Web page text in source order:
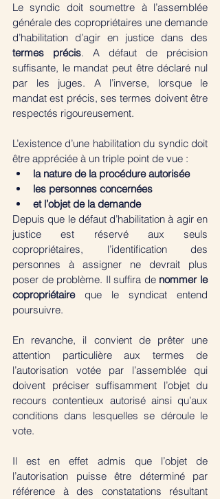
Le syndic doit soumettre à l’assemblée
générale des copropriétaires une demande
termes précis. A défaut de précision
suffisante, le mandat peut être déclaré nul
par les juges. A l’inverse, lorsque le
mandat est précis, ses termes doivent être
respectés rigoureusement.
L’existence d’une habilitation du syndic doit
être appréciée à un triple point de vue :
la nature de la procédure autorisée
les personnes concernées
et l’objet de la demande
Depuis que le défaut d’habilitation à agir en
justice est réservé aux seuls
copropriétaires, l’identification des
personnes à assigner ne devrait plus
poser de problème. Il suffira de nommer le
copropriétaire que le syndicat entend
poursuivre.
En revanche, il convient de prêter une
attention particulière aux termes de
l’autorisation votée par l’assemblée qui
doivent préciser suffisamment l’objet du
recours contentieux autorisé ainsi qu’aux
conditions dans lesquelles se déroule le
vote.
Il est en effet admis que l’objet de
l’autorisation puisse être déterminé par
référence à des constatations résultant